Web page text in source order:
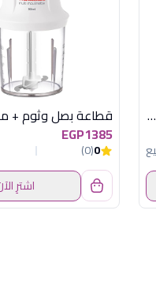
غلاية مياة سوناي , 2200 وات , 1.7 لتر, ابيض SH-3888
EGP1385
0
(0)
اشترِ